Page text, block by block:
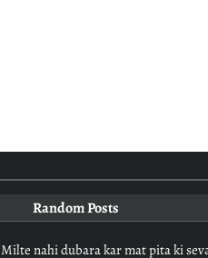
Random Posts
Milte nahi dubara kar mat pita ki